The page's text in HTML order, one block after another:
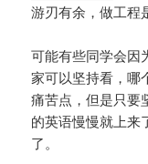
游刃有余，做工程
可能有些同学会因
家可以坚持看，哪
痛苦点，但是只要
的英语慢慢就上来
了。